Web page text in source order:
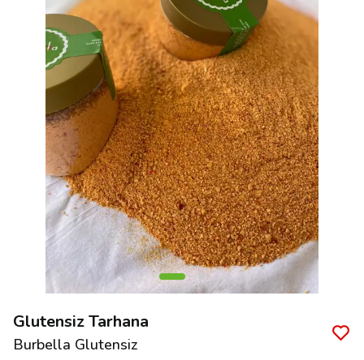
Glutensiz Tarhana
Burbella Glutensiz